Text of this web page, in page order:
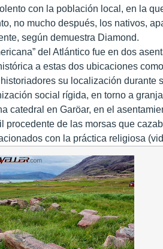
con la población local, en la
no mucho después, los nativos,
según demuestra Diamond.
del Atlántico fue en dos
a estas dos ubicaciones como
su localización durante
social rígida, en torno a
catedral en Garöar, en el
de las morsas que
con la práctica religiosa